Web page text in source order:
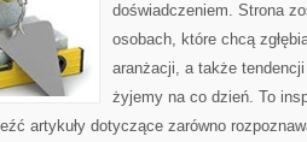
doświadczeniem. Strona
osobach, które chcą
aranżacji, a także
żyjemy na co dzień. To
artykuły dotyczące zarówno